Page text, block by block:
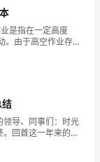
是指在一定高度
。由于高空作业存在
必须建立科学的管
险，保障作业人员
导、同事们：时光
回首这一年来的工
足之处。在此，我
期在新的一年中继